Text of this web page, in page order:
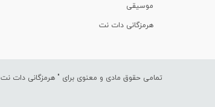
موسیقی
هرمزگانی دات نت
تمامی حقوق مادی و معنوی برای " هرمزگانی دات نت